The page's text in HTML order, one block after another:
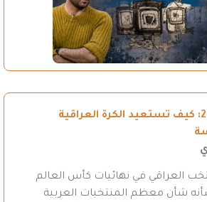
ما بعد مونديال 2026: كيف تستعيد الكرة العراقية
العراقي في نهائيات كأس العالم
شأنه شأن معظم المنتخبات العربية